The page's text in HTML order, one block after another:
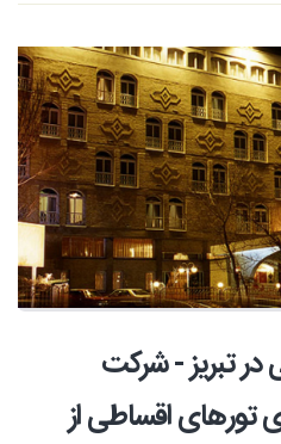
در تبریز - شرکت
تورهای اقساطی از